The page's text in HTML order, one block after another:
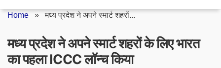
Home »मध्य प्रदेश ने अपने स्मार्ट शहरों...
मध्य प्रदेश ने अपने स्मार्ट शहरों के लिए भारत
का पहला ICCC लॉन्च किया